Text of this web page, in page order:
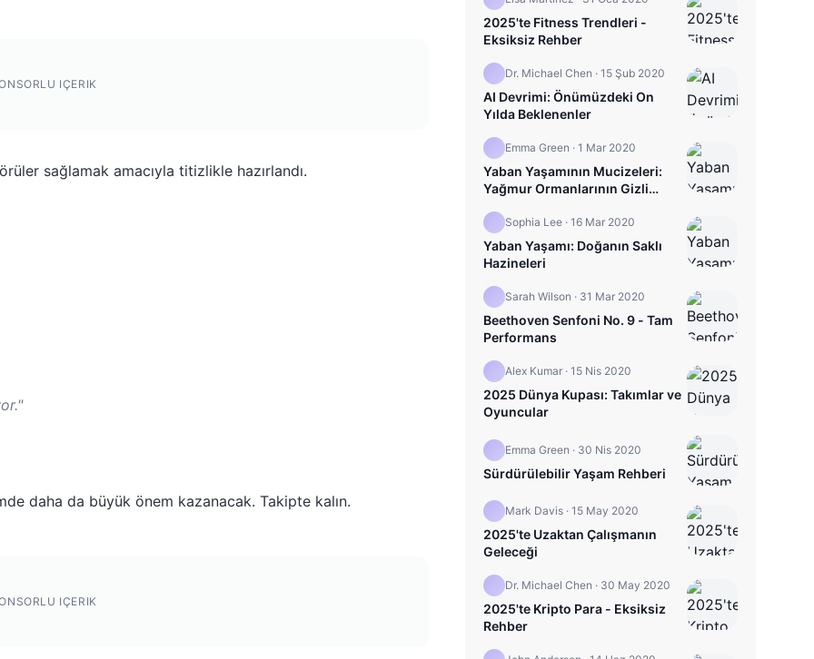
IÇERIK
sağlamak amacıyla titizlikle hazırlandı.
daha da büyük önem kazanacak. Takipte kalın.
IÇERIK
2025'te Fitness Trendleri -
Eksiksiz Rehber
Dr. Michael Chen · 15 Şub 2020
AI Devrimi: Önümüzdeki On
Yılda Beklenenler
Emma Green · 1 Mar 2020
Yaban Yaşamının Mucizeleri:
Yağmur Ormanlarının Gizli
Sophia Lee · 16 Mar 2020
Yaban Yaşamı: Doğanın Saklı
Hazineleri
Sarah Wilson · 31 Mar 2020
Beethoven Senfoni No. 9 - Tam
Performans
Alex Kumar · 15 Nis 2020
2025 Dünya Kupası: Takımlar ve
Oyuncular
Emma Green · 30 Nis 2020
Sürdürülebilir Yaşam Rehberi
Mark Davis · 15 May 2020
2025'te Uzaktan Çalışmanın
Geleceği
Dr. Michael Chen · 30 May 2020
2025'te Kripto Para - Eksiksiz
Rehber